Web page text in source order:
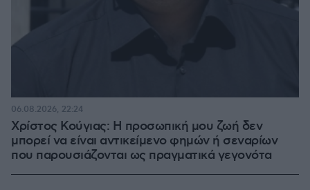
Χρίστος Κούγιας: Η προσωπική μου ζωή δεν
μπορεί να είναι αντικείμενο φημών ή σεναρίων
που παρουσιάζονται ως πραγματικά γεγονότα
06.08.2026, 22:24